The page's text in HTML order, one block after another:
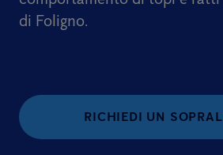
di Foligno.
RICHIEDI UN